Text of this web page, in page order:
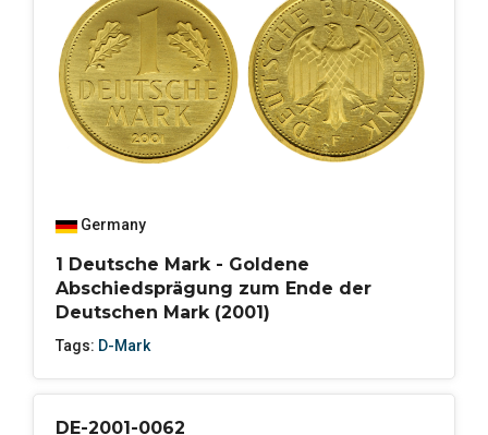
Germany
1 Deutsche Mark - Goldene
Abschiedsprägung zum Ende der
Deutschen Mark (2001)
Tags: D-Mark
DE-2001-0062